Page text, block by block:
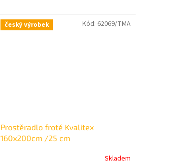
český výrobek
Prostěradlo froté Kvalitex
160x200cm /25 cm
Skladem
Kód: 62069/TMA